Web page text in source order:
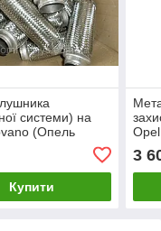
системи) на
(Опель
Купити
3